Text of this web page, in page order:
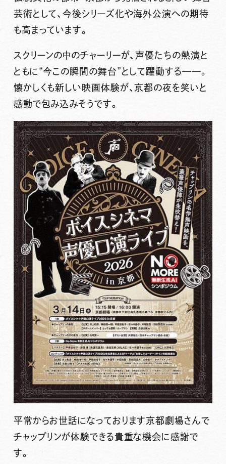
芸術として、今後シリーズ化や海外公演への期待
も高まっています。
スクリーンの中のチャーリーが、声優たちの熱演と
ともに“今この瞬間の舞台”として躍動する——。
懐かしくも新しい映画体験が、京都の夜を笑いと
感動で包み込みそうです。
平常からお世話になっております京都劇場さんで
チャップリンが体験できる貴重な機会に感謝で
す。